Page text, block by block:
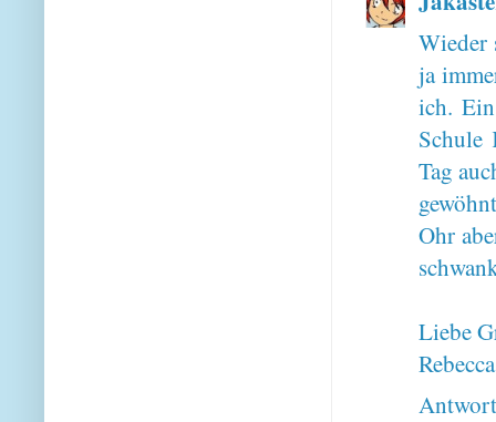
Wieder
ja
ich.
Schule
Tag
Ohr
Liebe
Rebecca